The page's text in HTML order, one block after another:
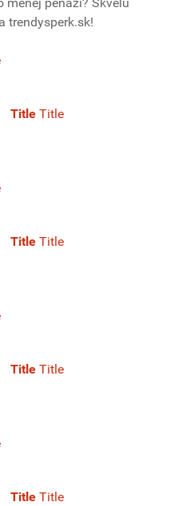
trendysperk.sk!
Title Title
Title Title
Title Title
Title Title